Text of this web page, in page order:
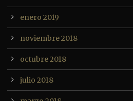
enero 2019
noviembre 2018
octubre 2018
julio 2018